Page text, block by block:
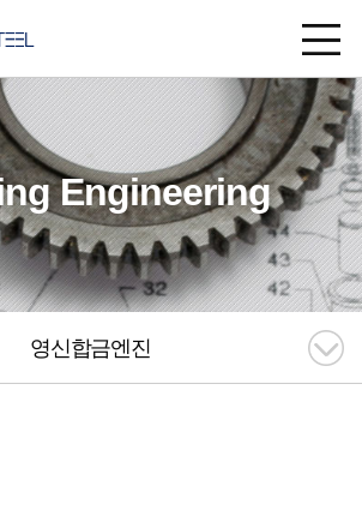
Engineering
영신합금엔진